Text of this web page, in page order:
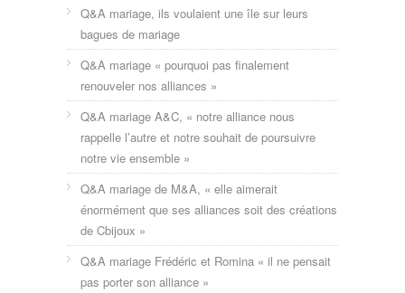
Q&A mariage, ils voulaient une île sur leurs
bagues de mariage
Q&A mariage « pourquoi pas finalement
renouveler nos alliances »
Q&A mariage A&C, « notre alliance nous
rappelle l’autre et notre souhait de poursuivre
notre vie ensemble »
Q&A mariage de M&A, « elle aimerait
énormément que ses alliances soit des créations
de Cbijoux »
Q&A mariage Frédéric et Romina « il ne pensait
pas porter son alliance »